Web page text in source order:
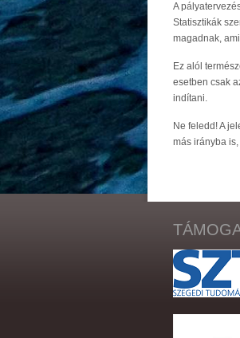
A
Statisztikák
magadnak,
Ez alól
esetben csak
indítani.
Ne feledd! A
más irányba